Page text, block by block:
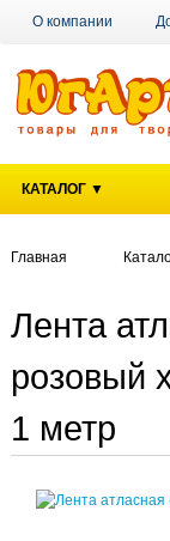
О компании
Наши магазины
КАТАЛОГ ▼
Главная
Лента
розовый
1 метр